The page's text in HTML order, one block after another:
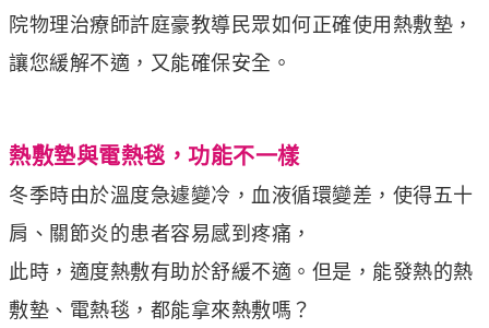
院物理治療師許庭豪教導民眾如何正確使用熱敷墊，
讓您緩解不適，又能確保安全。
熱敷墊與電熱毯，功能不一樣
冬季時由於溫度急遽變冷，血液循環變差，使得五十
肩、關節炎的患者容易感到疼痛，
此時，適度熱敷有助於舒緩不適。但是，能發熱的熱
敷墊、電熱毯，都能拿來熱敷嗎？